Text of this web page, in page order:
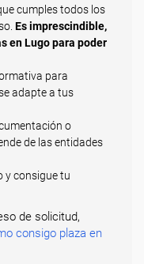
cumples todos los
Es imprescindible,
en Lugo para poder
para
adapte a tus
o
de las entidades
y consigue tu
de solicitud,
consigo plaza en